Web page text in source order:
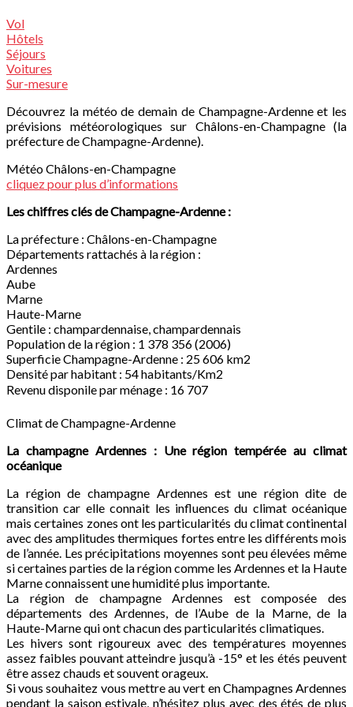
Vol
Hôtels
Séjours
Voitures
Sur-mesure
Découvrez la météo de demain de Champagne-Ardenne et les
prévisions météorologiques sur Châlons-en-Champagne (la
préfecture de Champagne-Ardenne).
Météo Châlons-en-Champagne
cliquez pour plus d’informations
Les chiffres clés de Champagne-Ardenne :
La préfecture : Châlons-en-Champagne
Départements rattachés à la région :
Ardennes
Aube
Marne
Haute-Marne
Gentile : champardennaise, champardennais
Population de la région : 1 378 356 (2006)
Superficie Champagne-Ardenne : 25 606 km2
Densité par habitant : 54 habitants/Km2
Revenu disponile par ménage : 16 707 
Climat de Champagne-Ardenne
La champagne Ardennes : Une région tempérée au climat
océanique
La région de champagne Ardennes est une région dite de
transition car elle connait les influences du climat océanique
mais certaines zones ont les particularités du climat continental
avec des amplitudes thermiques fortes entre les différents mois
de l’année. Les précipitations moyennes sont peu élevées même
si certaines parties de la région comme les Ardennes et la Haute
Marne connaissent une humidité plus importante.
La région de champagne Ardennes est composée des
départements des Ardennes, de l’Aube de la Marne, de la
Haute-Marne qui ont chacun des particularités climatiques.
Les hivers sont rigoureux avec des températures moyennes
assez faibles pouvant atteindre jusqu’à -15° et les étés peuvent
être assez chauds et souvent orageux.
Si vous souhaitez vous mettre au vert en Champagnes Ardennes
pendant la saison estivale, n’hésitez plus avec des étés de plus